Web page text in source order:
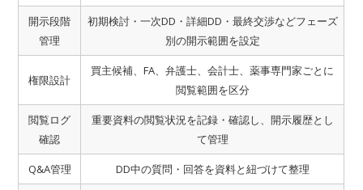
開示段階
管理
初期検討・一次DD・詳細DD・最終交渉などフェーズ
別の開示範囲を設定
権限設計
買主候補、FA、弁護士、会計士、薬事専門家ごとに
閲覧範囲を区分
閲覧ログ
確認
重要資料の閲覧状況を記録・確認し、開示履歴とし
て管理
Q&A管理 DD中の質問・回答を資料と紐づけて整理